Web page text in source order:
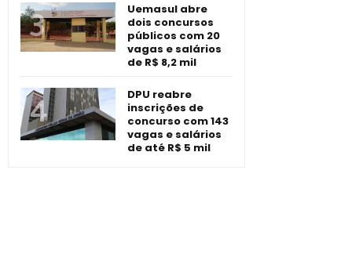
Uemasul abre
dois concursos
públicos com 20
vagas e salários
de R$ 8,2 mil
DPU reabre
inscrições de
concurso com 143
vagas e salários
de até R$ 5 mil